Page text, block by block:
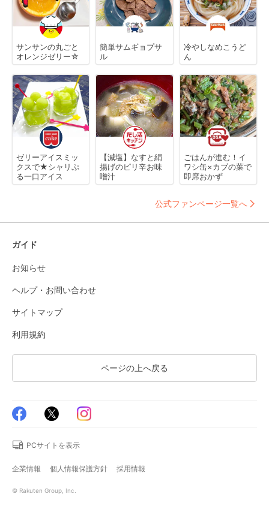
サンサンの丸ごと
オレンジゼリー☆
簡単サムギョプサ
ル
冷やしなめこうど
ん
ゼリーアイスミッ
クスで★シャリぷ
る一口アイス
【減塩】なすと絹
揚げのピリ辛お味
噌汁
ごはんが進む！イ
ワシ缶×カブの葉で
即席おかず
公式ファンページ一覧へ
ガイド
お知らせ
ヘルプ・お問い合わせ
サイトマップ
利用規約
ページの上へ戻る
PCサイトを表示
企業情報 個人情報保護方針 採用情報
© Rakuten Group, Inc.